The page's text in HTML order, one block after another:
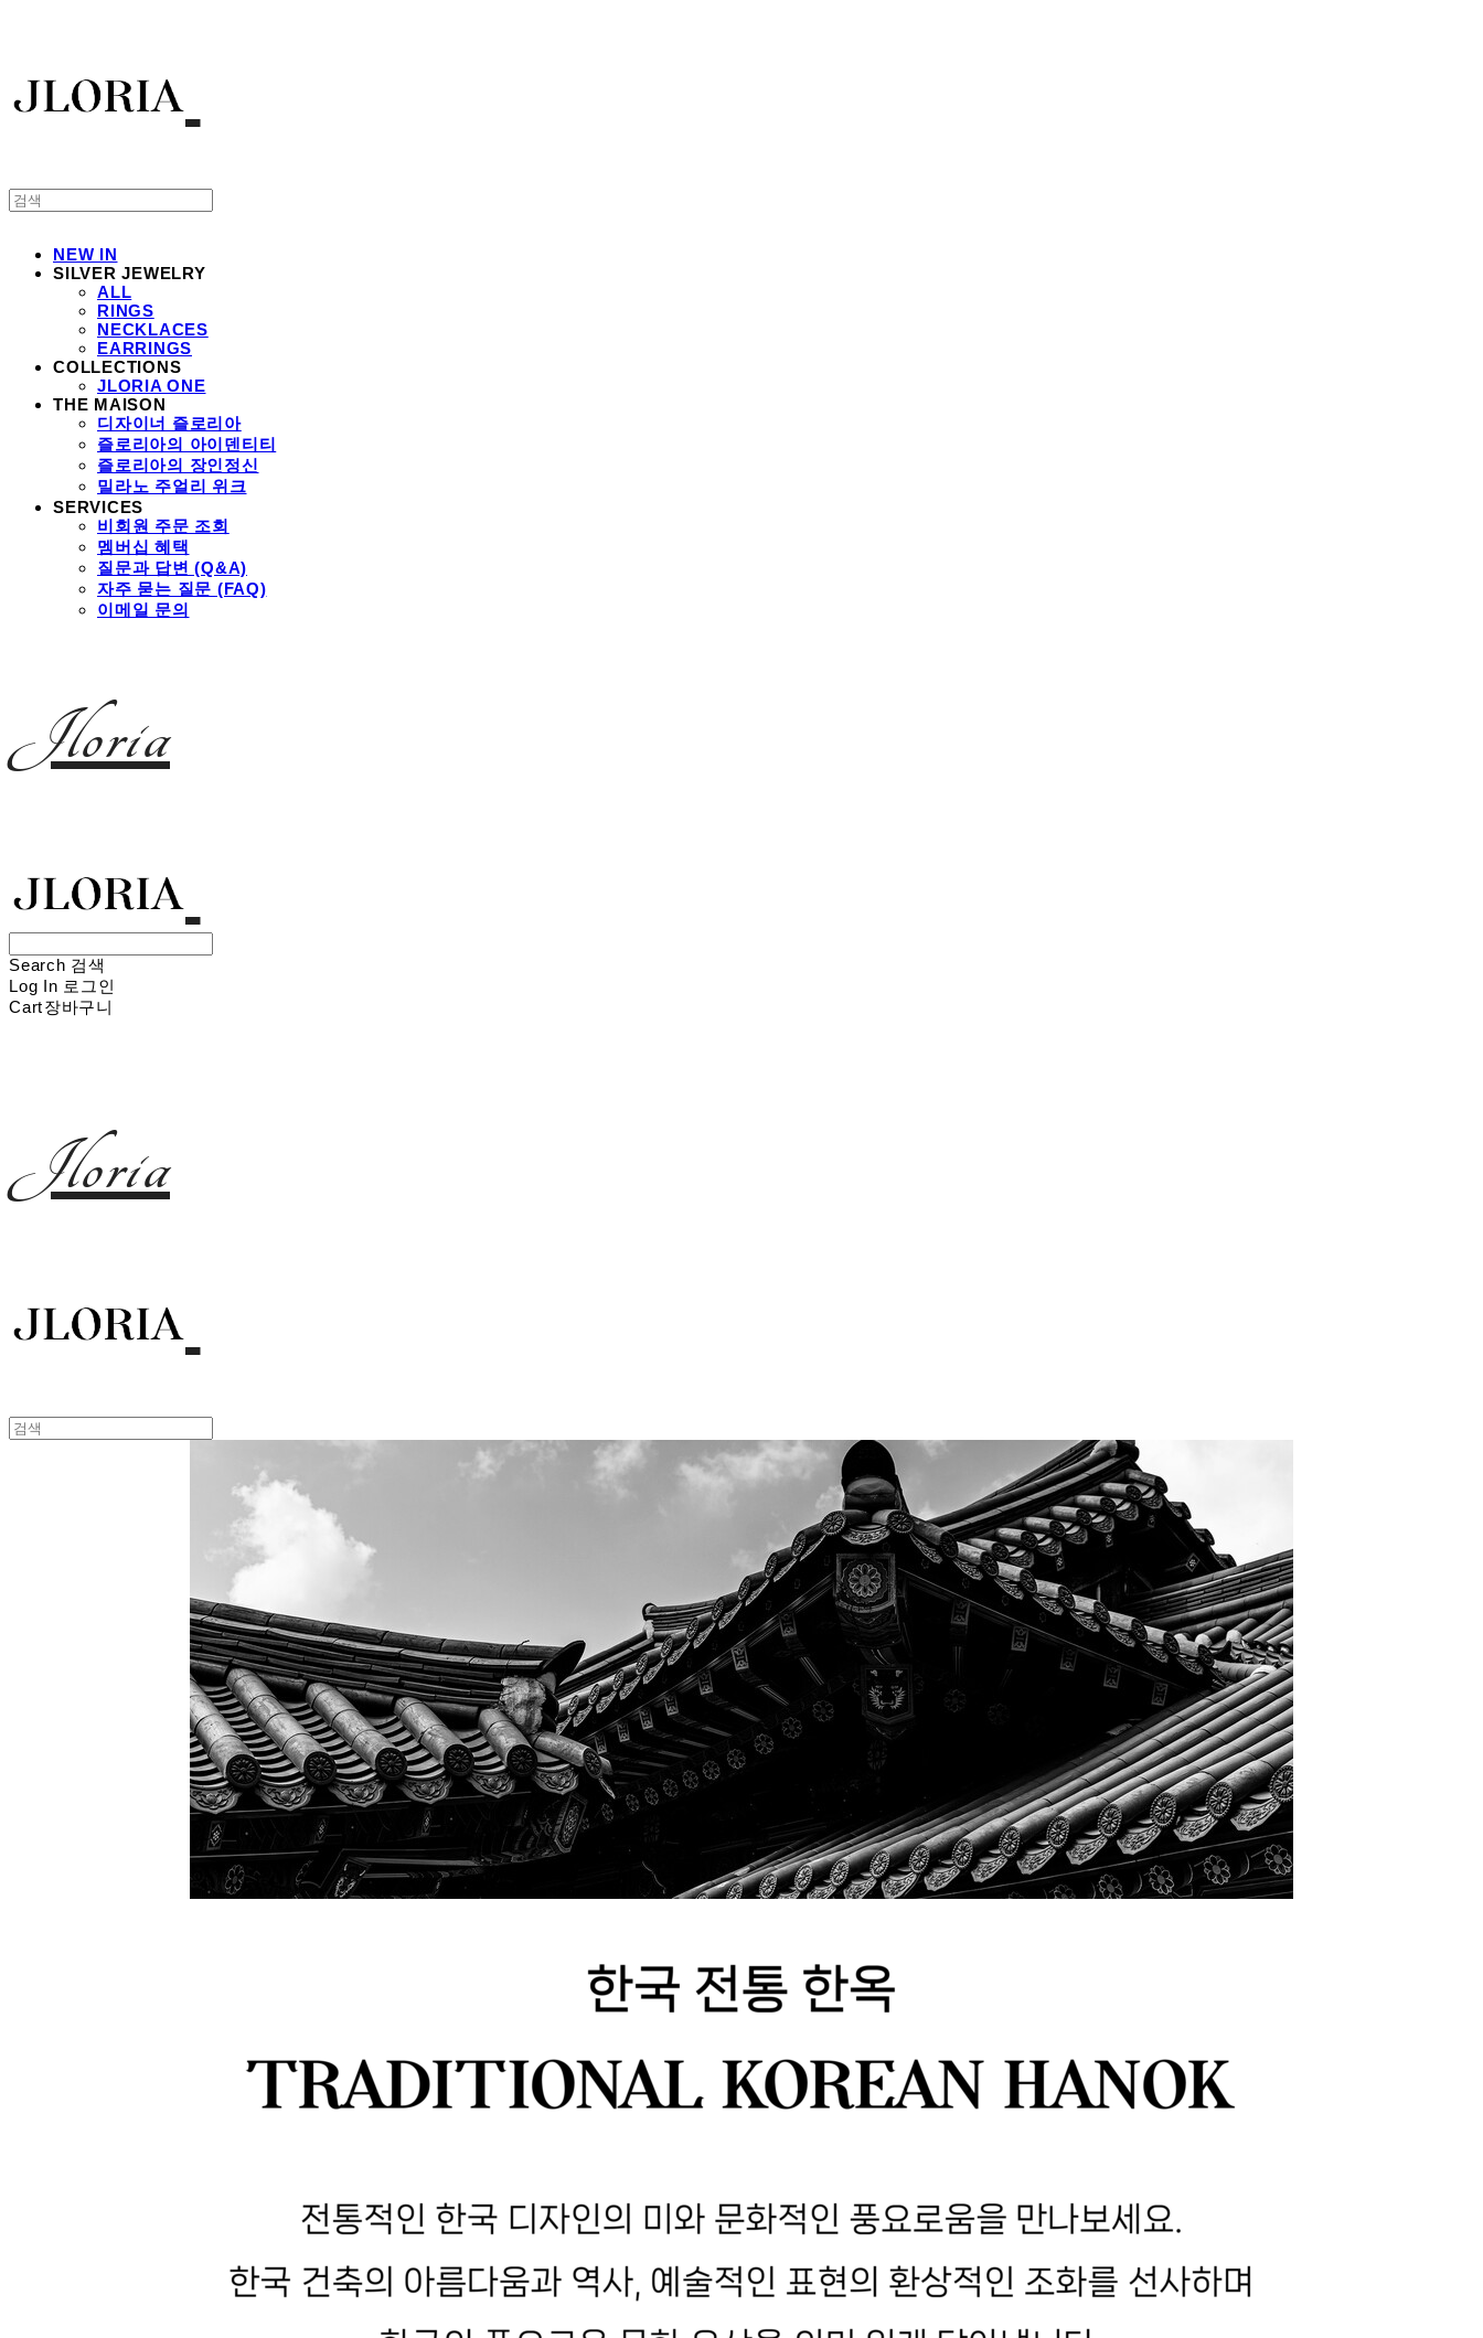
NEW IN
SILVER JEWELRY
ALL
RINGS
NECKLACES
EARRINGS
COLLECTIONS
JLORIA ONE
THE MAISON
디자이너 즐로리아
즐로리아의 아이덴티티
즐로리아의 장인정신
밀라노 주얼리 위크
SERVICES
비회원 주문 조회
멤버십 혜택
질문과 답변 (Q&A)
자주 묻는 질문 (FAQ)
이메일 문의
Jloria
Search 검색
Log In 로그인
Cart장바구니
Jloria